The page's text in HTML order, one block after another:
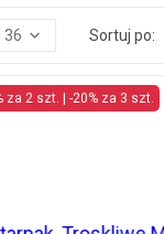
36 Sortuj po:
za 2 szt. | -20% za 3 szt.